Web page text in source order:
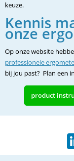
keuze.
Kennis
onze
Op onze website
professionele
bij jou past? Plan een
product